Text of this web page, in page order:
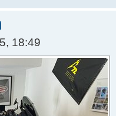
18:49